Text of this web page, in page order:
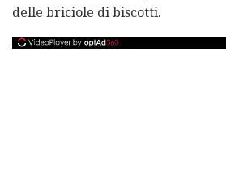
delle briciole di biscotti.